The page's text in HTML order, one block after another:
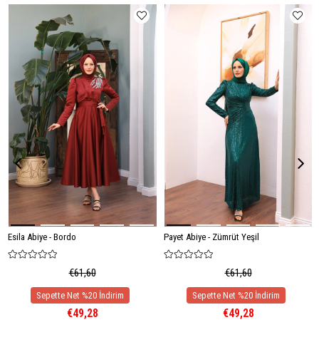
Esila Abiye - Bordo
€61,60
€49,28
Payet Abiye - Zümrüt Yeşil
€61,60
€49,28